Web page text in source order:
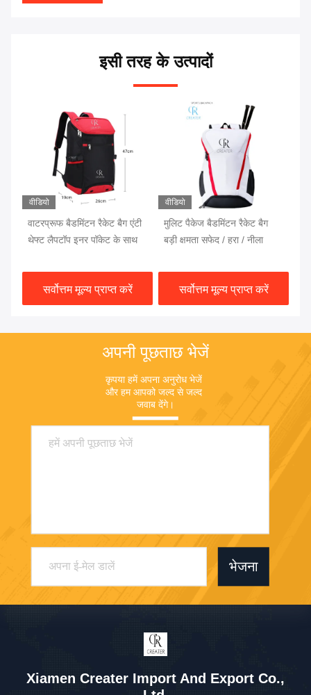
इसी तरह के उत्पादों
वीडियो
वाटरप्रूफ बैडमिंटन रैकेट बैग एंटी
थेफ्ट लैपटॉप इनर पॉकेट के साथ
सर्वोत्तम मूल्य प्राप्त करें
वीडियो
मुलिट पैकेज बैडमिंटन रैकेट बैग
बड़ी क्षमता सफेद / हरा / नीला
सर्वोत्तम मूल्य प्राप्त करें
अपनी पूछताछ भेजें
कृपया हमें अपना अनुरोध भेजें
और हम आपको जल्द से जल्द
जवाब देंगे।
भेजना
Xiamen Creater Import And Export Co.,